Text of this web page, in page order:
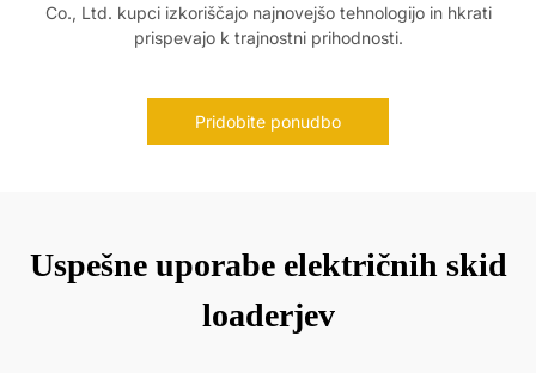
Co., Ltd. kupci izkoriščajo najnovejšo tehnologijo in hkrati
prispevajo k trajnostni prihodnosti.
Pridobite ponudbo
Uspešne uporabe električnih skid
loaderjev